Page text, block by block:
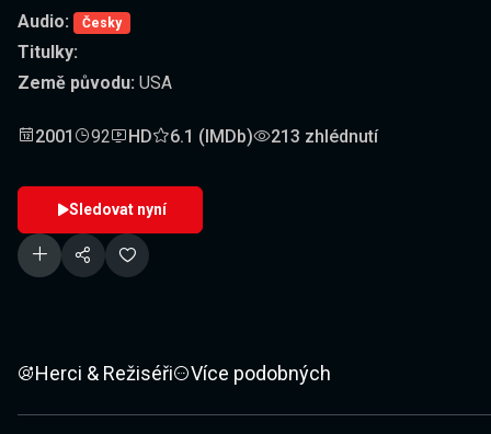
Audio:
Česky
Titulky:
Země původu: USA
2001 92 HD 6.1 (IMDb) 213 zhlédnutí
Sledovat nyní
Herci & Režiséři Více podobných